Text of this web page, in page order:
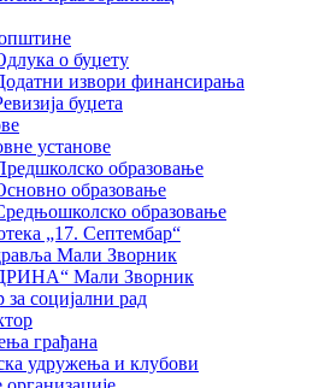
о буџету
извори финансирања
буџета
установе
образовање
образовање
образовање
„17. Септембар“
Мали Зворник
Мали Зворник
за социјални рад
грађана
удружења и клубови